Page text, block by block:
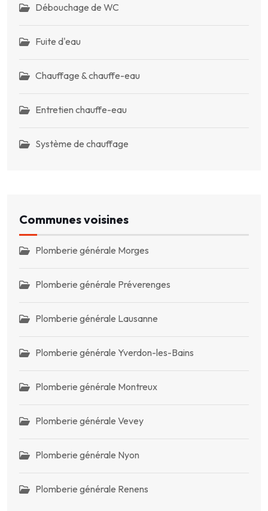
Débouchage de WC
Fuite d'eau
Chauffage & chauffe-eau
Entretien chauffe-eau
Système de chauffage
Communes voisines
Plomberie générale Morges
Plomberie générale Préverenges
Plomberie générale Lausanne
Plomberie générale Yverdon-les-Bains
Plomberie générale Montreux
Plomberie générale Vevey
Plomberie générale Nyon
Plomberie générale Renens